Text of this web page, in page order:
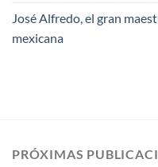
José Alfredo, el gran
mexicana
PRÓXIMAS